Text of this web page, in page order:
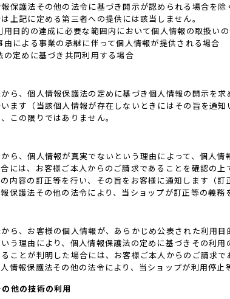
保護法その他の法令に基づき開示が認められる場合を
上記に定める第三者への提供には該当しません。
用目的の達成に必要な範囲内において個人情報の取扱
由による事業の承継に伴って個人情報が提供される場合
の定めに基づき共同利用する場合
ら、個人情報保護法の定めに基づき個人情報の開示を
ます（当該個人情報が存在しないときにはその旨を通
この限りではありません。
ら、個人情報が真実でないという理由によって、個人
には、お客様ご本人からのご請求であることを確認の
内容の訂正等を行い、その旨をお客様に通知します（
保護法その他の法令により、当ショップが訂正等の義務
ら、お客様の個人情報が、あらかじめ公表された利用
う理由により、個人情報保護法の定めに基づきその利
ことが判明した場合には、お客様ご本人からのご請求
情報保護法その他の法令により、当ショップが利用停止
他の技術の利用